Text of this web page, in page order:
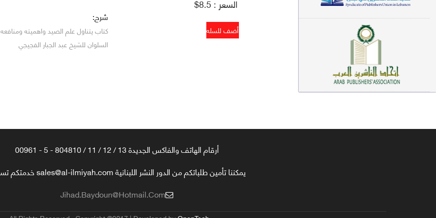
معاجم لغوية (89)
سيرة نبوية وتصوف (81)
دراسات إسلامية (75)
شعر (72)
السعر : 8.5$
شرح:
كتاب يتناول علم الصيد واهميته
السلوان للشيخ عبد الجبار الفجيجي
أرقام الهاتف والفاكس الجديدة 13 / 12 / 11 / 804810 - 5 - 00961
يمكننا تأمين طلباتكم من الدور النشر اللبنانية sales@al-ilmiyah.com خدمتكم تسعدنا
Jihad.baydoun@hotmail.com